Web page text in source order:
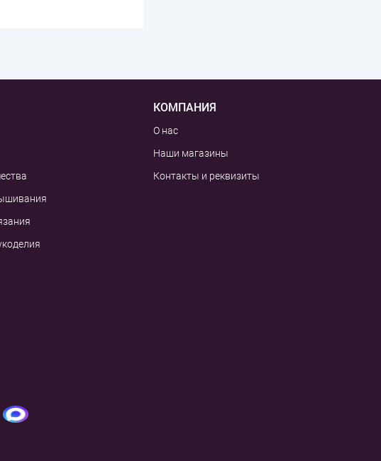
КОМПАНИЯ
О нас
Наши магазины
Контакты и реквизиты